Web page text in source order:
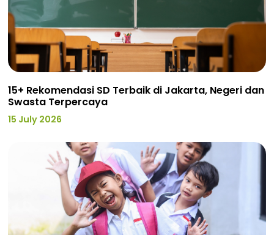
15+ Rekomendasi SD Terbaik di Jakarta, Negeri dan
Swasta Terpercaya
15 July 2026